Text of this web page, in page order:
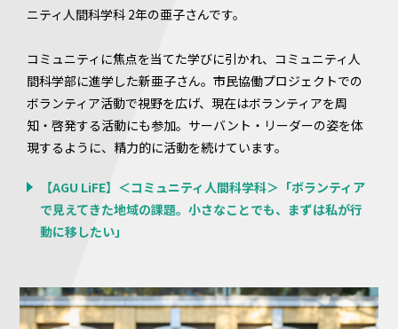
ニティ人間科学科 2年の亜子さんです。
コミュニティに焦点を当てた学びに引かれ、コミュニティ人
間科学部に進学した新亜子さん。市民協働プロジェクトでの
ボランティア活動で視野を広げ、現在はボランティアを周
知・啓発する活動にも参加。サーバント・リーダーの姿を体
現するように、精力的に活動を続けています。
【AGU LiFE】＜コミュニティ人間科学科＞「ボランティア
で見えてきた地域の課題。小さなことでも、まずは私が行
動に移したい」